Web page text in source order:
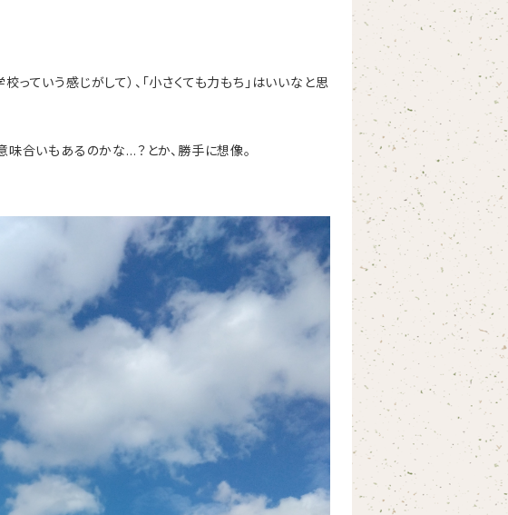
ていう感じがして）、「小さくても力もち」はいいなと思
味合いもあるのかな…？とか、勝手に想像。